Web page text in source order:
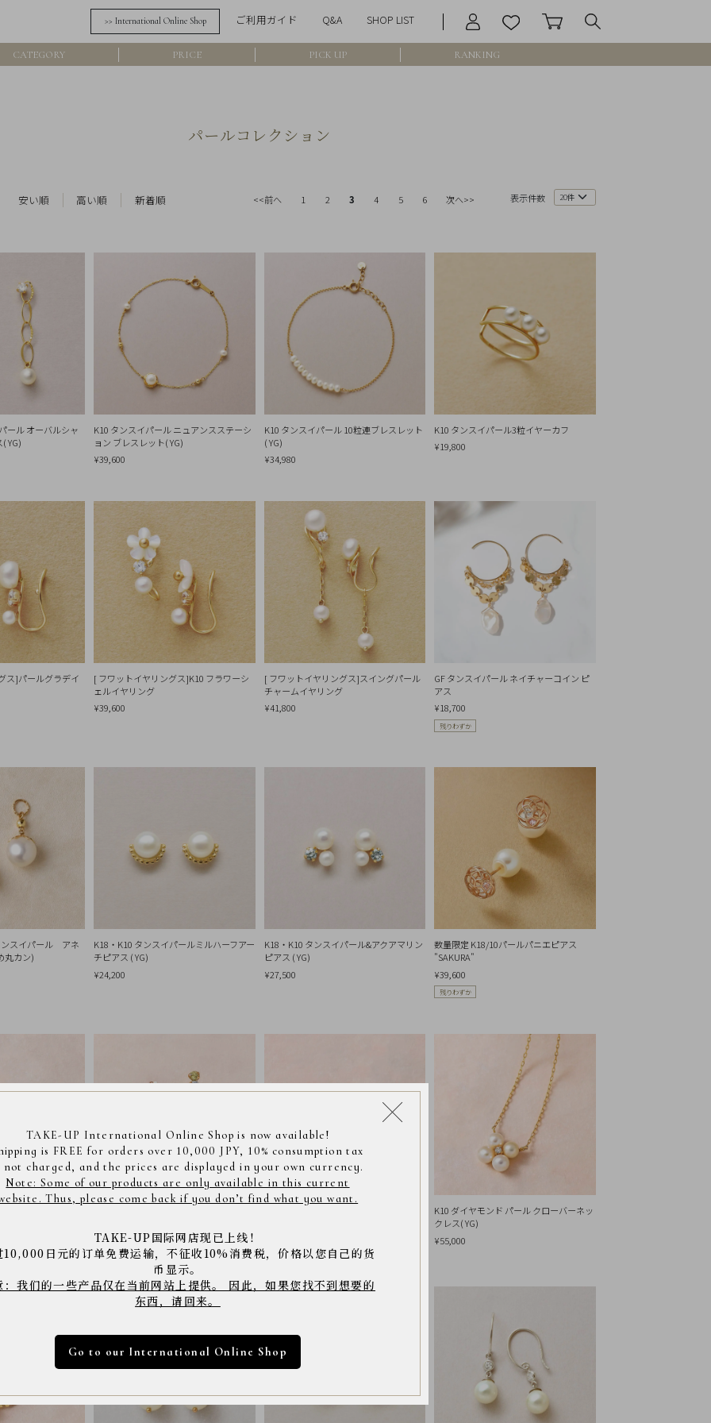
>> International Online Shop ご利用ガイド Q&A SHOP LIST
CATEGORY PRICE PICK UP RANKING
パールコレクション
安い順 高い順 新着順 <<前へ 1 2 3 4 5 6 次へ>> 表示件数
ール オーバルシャ
YG)
K10 タンスイパール ニュアンスステーシ
ョン ブレスレット( YG)
¥39,600
K10 タンスイパール 10粒連ブレスレット
( YG)
¥34,980
K10 タンスイパール3粒イヤーカフ
¥19,800
ス]パールグラデイ
[ フワットイヤリングス]K10 フラワーシ
ェルイヤリング
¥39,600
[ フワットイヤリングス]スイングパール
チャームイヤリング
¥41,800
GF タンスイパール ネイチャーコイン ピ
アス
¥18,700
残りわずか
スイパール アネ
丸カン)
K18・K10 タンスイパールミルハーフアー
チピアス ( YG)
¥24,200
K18・K10 タンスイパール&アクアマリン
ピアス ( YG)
¥27,500
数量限定 K18/10パールパニエピアス
"SAKURA"
¥39,600
残りわずか
¥24,200
K10 ダイヤモンド パール クローバーネッ
クレス( YG)
¥55,000
詳細検索
アイテム
リセット
TAKE-UP International Online Shop is now available!
is FREE for orders over 10,000 JPY, 10% consumption tax
not charged, and the prices are displayed in your own currency.
Note: Some of our products are only available in this current
Thus, please come back if you don’t find what you want.
TAKE-UP国际网店现已上线！
10,000日元的订单免费运输，不征收10%消费税，价格以您自己的货
币显示。
：我们的一些产品仅在当前网站上提供。 因此，如果您找不到想要的
东西，请回来。
Go to our International Online Shop